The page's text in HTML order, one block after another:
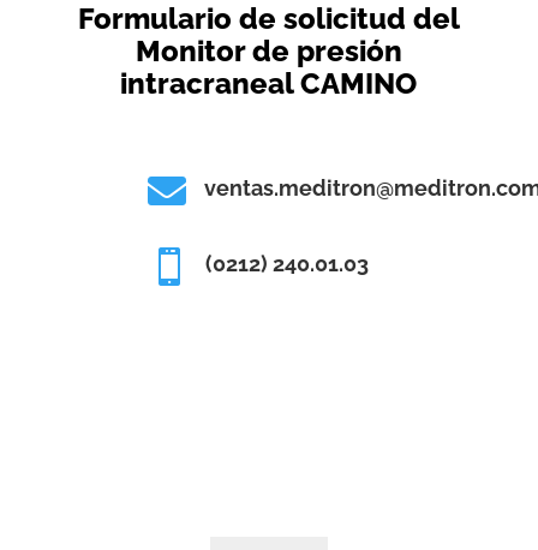
Formulario de solicitud del
Monitor de presión
intracraneal CAMINO

 (0212) 240.01.03